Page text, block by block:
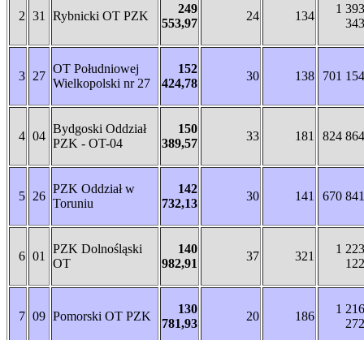
2 31 Rybnicki OT PZK
249
553,97
24 134
1 393
343
3 27
OT Południowej
Wielkopolski nr 27
152
424,78
30 138 701 154
4 04
Bydgoski Oddział
PZK - OT-04
150
389,57
33 181 824 864
5 26
PZK Oddział w
Toruniu
142
732,13
30 141 670 841
6 01
PZK Dolnośląski
OT
140
982,91
37 321
1 223
122
7 09 Pomorski OT PZK
130
781,93
20 186
1 216
272